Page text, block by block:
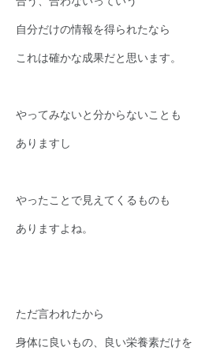
自分だけの情報を得られたなら
これは確かな成果だと思います。
やってみないと分からないことも
ありますし
やったことで見えてくるものも
ありますよね。
ただ言われたから
身体に良いもの、良い栄養素だけを